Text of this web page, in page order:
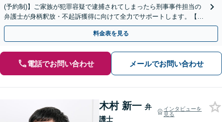
(予約制)】ご家族が犯罪容疑で逮捕されてしまったら刑事事件担当の
弁護士が身柄釈放・不起訴獲得に向けて全力でサポートします。【毎
月100名以上の相談実績】【埼玉県対応】
料金表を見る
電話でお問い合わせ メールでお問い合わせ
木村 新一 弁
護士
インタビューを
見る